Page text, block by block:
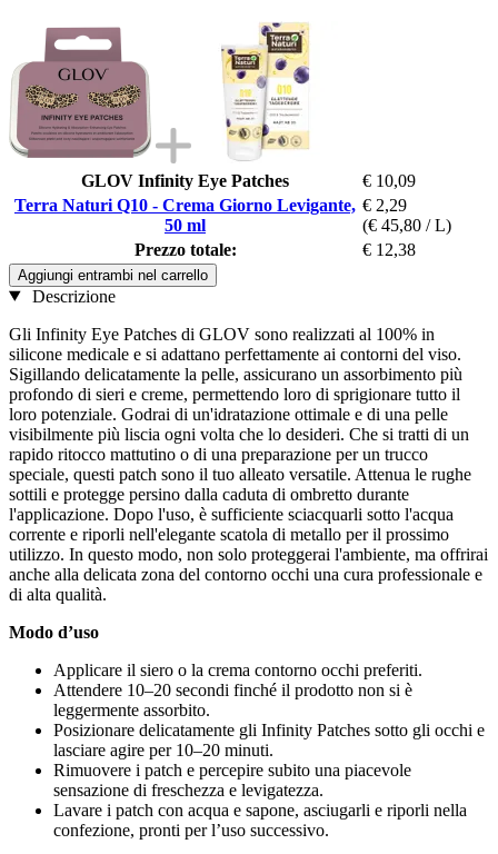
GLOV Infinity Eye Patches
€ 10,09
Terra Naturi Q10 - Crema Giorno Levigante,
50 ml
€ 2,29
(€ 45,80 / L)
Prezzo totale:
€ 12,38
Aggiungi entrambi nel carrello
Descrizione
Gli Infinity Eye Patches di GLOV sono realizzati al 100% in
silicone medicale e si adattano perfettamente ai contorni del viso.
Sigillando delicatamente la pelle, assicurano un assorbimento più
profondo di sieri e creme, permettendo loro di sprigionare tutto il
loro potenziale. Godrai di un'idratazione ottimale e di una pelle
visibilmente più liscia ogni volta che lo desideri. Che si tratti di un
rapido ritocco mattutino o di una preparazione per un trucco
speciale, questi patch sono il tuo alleato versatile. Attenua le rughe
sottili e protegge persino dalla caduta di ombretto durante
l'applicazione. Dopo l'uso, è sufficiente sciacquarli sotto l'acqua
corrente e riporli nell'elegante scatola di metallo per il prossimo
utilizzo. In questo modo, non solo proteggerai l'ambiente, ma offrirai
anche alla delicata zona del contorno occhi una cura professionale e
di alta qualità.
Modo d’uso
Applicare il siero o la crema contorno occhi preferiti.
Attendere 10–20 secondi finché il prodotto non si è
leggermente assorbito.
Posizionare delicatamente gli Infinity Patches sotto gli occhi e
lasciare agire per 10–20 minuti.
Rimuovere i patch e percepire subito una piacevole
sensazione di freschezza e levigatezza.
Lavare i patch con acqua e sapone, asciugarli e riporli nella
confezione, pronti per l’uso successivo.